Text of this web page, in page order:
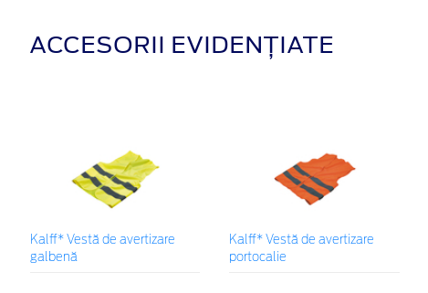
ACCESORII EVIDENȚIATE
Kalff* Vestă de avertizare
galbenă
Kalff* Vestă de avertizare
portocalie